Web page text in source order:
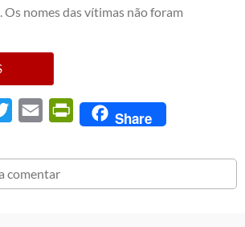
Os nomes das vítimas não foram
Twitter Email PrintFriendly
Share
comentar